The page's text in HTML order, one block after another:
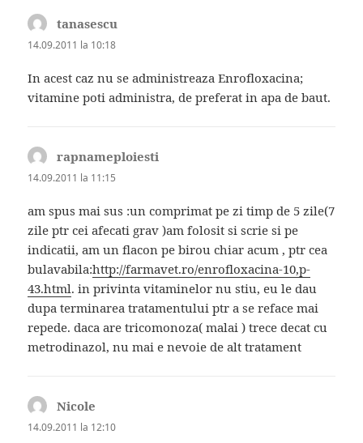
tanasescu
14.09.2011 la 10:18
In acest caz nu se administreaza Enrofloxacina;
vitamine poti administra, de preferat in apa de baut.
rapnameploiesti
14.09.2011 la 11:15
am spus mai sus :un comprimat pe zi timp de 5 zile(7
zile ptr cei afecati grav )am folosit si scrie si pe
indicatii, am un flacon pe birou chiar acum , ptr cea
bulavabila:http://farmavet.ro/enrofloxacina-10,p-
43.html. in privinta vitaminelor nu stiu, eu le dau
dupa terminarea tratamentului ptr a se reface mai
repede. daca are tricomonoza( malai ) trece decat cu
metrodinazol, nu mai e nevoie de alt tratament
Nicole
14.09.2011 la 12:10